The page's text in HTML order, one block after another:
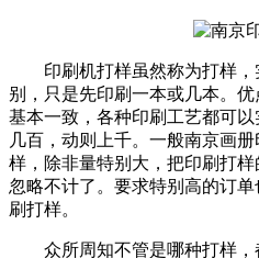
印刷机打样虽然称为打样
别，只是先印刷一本或几本。
基本一致，各种印刷工艺都可
几百，动则上千。一般南京画
样，除非量特别大，把印刷打
忽略不计了。要求特别高的订
刷打样。
众所周知不管是哪种打样